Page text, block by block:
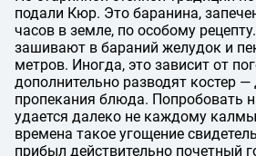
подали Кюр. Это баранина,
часов в земле, по особому
зашивают в бараний желудок и
метров. Иногда, это зависит от
дополнительно разводят костер
пропекания блюда. Попробовать
удается далеко не каждому
времена такое угощение
прибыл действительно почетный